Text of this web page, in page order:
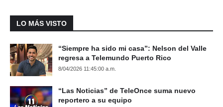
LO MÁS VISTO
“Siempre ha sido mi casa”: Nelson del Valle
regresa a Telemundo Puerto Rico
8/04/2026 11:45:00 a.m.
“Las Noticias” de TeleOnce suma nuevo
reportero a su equipo